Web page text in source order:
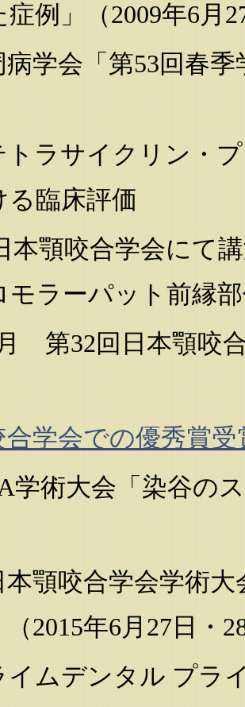
例」（2009年6月
病学会「第53回春
トラサイクリン・
る臨床評価
本顎咬合学会にて
モラーパット前縁
第32回日本顎咬
合学会での優秀賞
学術大会「染谷の
本顎咬合学会学術
2015年6月27日・
イムデンタル プラ